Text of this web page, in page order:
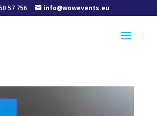
57 756 info@wowevents.eu